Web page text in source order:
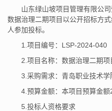
山东绿山坡项目管理有限公
数据治理二期项目以公开招标方
人参加投标。
1.项目编号：LSP-2024-040
2.项目名称：数据治理二期项
3.采购需求：青岛职业技术学
4.预算金额：本项目预算金额
5.投标人资格要求